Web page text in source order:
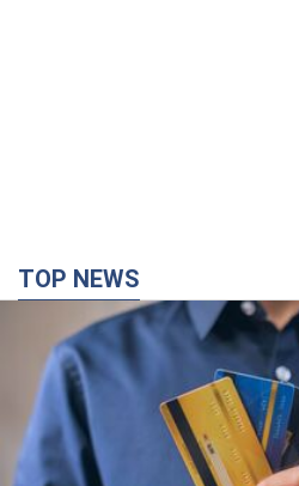
TOP NEWS